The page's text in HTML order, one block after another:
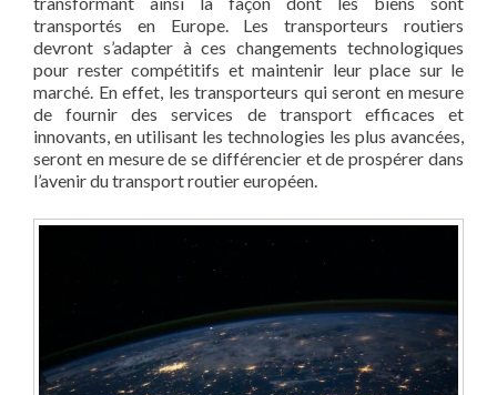
transportés en Europe. Les transporteurs routiers
devront s’adapter à ces changements technologiques
pour rester compétitifs et maintenir leur place sur le
marché. En effet, les transporteurs qui seront en mesure
de fournir des services de transport efficaces et
innovants, en utilisant les technologies les plus avancées,
seront en mesure de se différencier et de prospérer dans
l’avenir du transport routier européen.